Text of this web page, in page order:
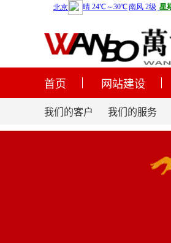
首页 网站建设
我们的客户 我们的服务